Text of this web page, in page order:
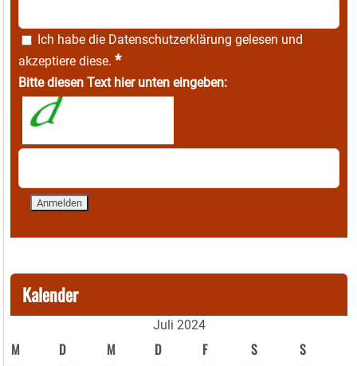
Ich habe die Datenschutzerklärung gelesen und
akzeptiere diese. *
Bitte diesen Text hier unten eingeben:
Kalender
Juli 2024
M D M D F S S